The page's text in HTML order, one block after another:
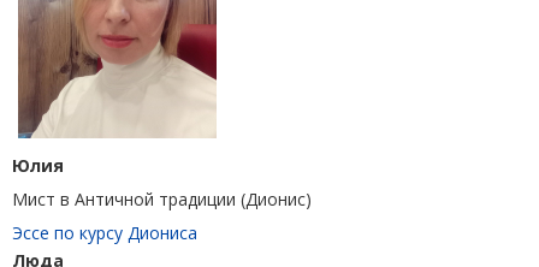
Юлия
Мист в Античной традиции (Дионис)
Эссе по курсу Диониса
Люда